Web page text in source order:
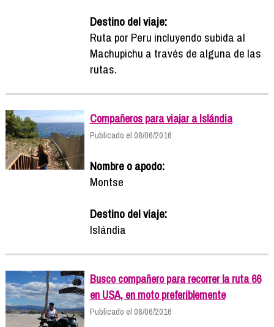
Destino del viaje:
Ruta por Peru incluyendo subida al
Machupichu a través de alguna de las
rutas.
Compañeros para viajar a Islándia
Publicado el 08/06/2016
Nombre o apodo:
Montse
Destino del viaje:
Islándia
Busco compañero para recorrer la ruta 66
en USA, en moto preferiblemente
Publicado el 08/06/2016